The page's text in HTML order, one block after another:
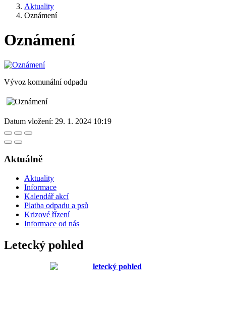
Aktuality
Oznámení
Oznámení
Vývoz komunální odpadu
Datum vložení: 29. 1. 2024 10:19
Aktuálně
Aktuality
Informace
Kalendář akcí
Platba odpadu a psů
Krizové řízení
Informace od nás
Letecký pohled